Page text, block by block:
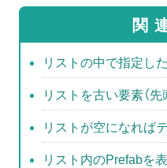
tt
er
c
e
b
o
o
k
e 関
リストの中で指定し
リストを古い要素（先
リストが空になれば
リスト内のPrefabを